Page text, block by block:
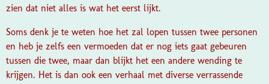
zien dat niet alles is wat het eerst lijkt.
Soms denk je te weten hoe het zal lopen tussen twee personen
en heb je zelfs een vermoeden dat er nog iets gaat gebeuren
tussen die twee, maar dan blijkt het een andere wending te
krijgen. Het is dan ook een verhaal met diverse verrassende